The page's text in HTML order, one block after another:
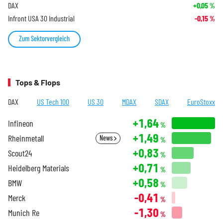
DAX +0,05%
Infront USA 30 Industrial -0,15%
Zum Sektorvergleich
Tops & Flops
DAX US Tech 100 US 30 MDAX SDAX EuroStoxx
Infineon +1,64%
Rheinmetall News +1,49 %
Scout24 +0,83 %
Heidelberg Materials +0,71 %
BMW +0,58 %
Merck -0,41 %
Munich Re -1,30 %